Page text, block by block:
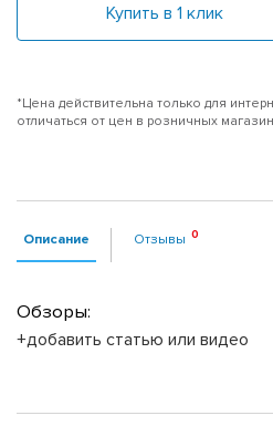
Купить в 1 клик
*Цена действительна только для
отличаться от цен в розничных
Описание Отзывы
Обзоры:
+добавить статью или видео